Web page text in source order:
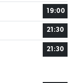
19:00
21:30
21:30